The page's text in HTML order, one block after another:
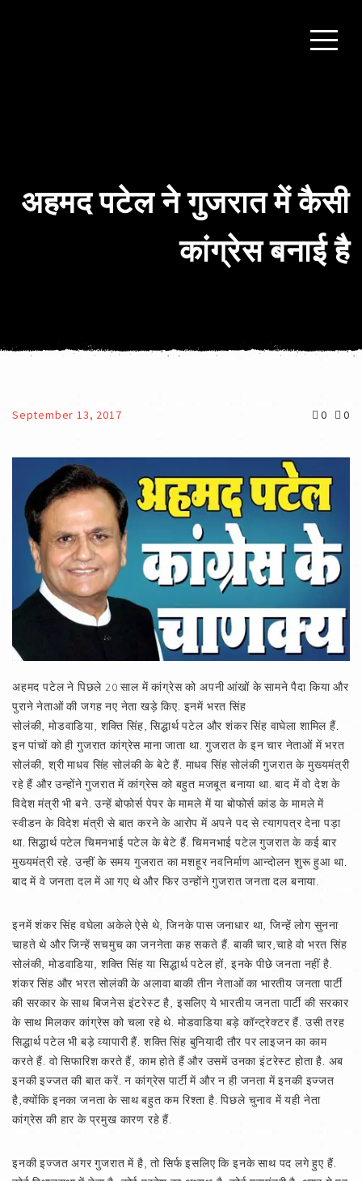
अहमद पटेल ने गुजरात में कैसी
कांग्रेस बनाई है
September 13, 2017 0 0
अहमद पटेल ने पिछले 20 साल में कांग्रेस को अपनी आंखों के सामने पैदा किया और
पुराने नेताओं की जगह नए नेता खड़े किए. इनमें भरत सिंह
सोलंकी, मोडवाडिया, शक्ति सिंह, सिद्धार्थ पटेल और शंकर सिंह वाघेला शामिल हैं.
इन पांचों को ही गुजरात कांग्रेस माना जाता था. गुजरात के इन चार नेताओं में भरत
सोलंकी, श्री माधव सिंह सोलंकी के बेटे हैं. माधव सिंह सोलंकी गुजरात के मुख्यमंत्री
रहे हैं और उन्होंने गुजरात में कांग्रेस को बहुत मजबूत बनाया था. बाद में वो देश के
विदेश मंत्री भी बने. उन्हें बोफोर्स पेपर के मामले में या बोफोर्स कांड के मामले में
स्वीडन के विदेश मंत्री से बात करने के आरोप में अपने पद से त्यागपत्र देना पड़ा
था. सिद्धार्थ पटेल चिमनभाई पटेल के बेटे हैं. चिमनभाई पटेल गुजरात के कई बार
मुख्यमंत्री रहे. उन्हीं के समय गुजरात का मशहूर नवनिर्माण आन्दोलन शुरू हुआ था.
बाद में वे जनता दल में आ गए थे और फिर उन्होंने गुजरात जनता दल बनाया.
इनमें शंकर सिंह वघेला अकेले ऐसे थे, जिनके पास जनाधार था, जिन्हें लोग सुनना
चाहते थे और जिन्हें सचमुच का जननेता कह सकते हैं. बाकी चार,चाहे वो भरत सिंह
सोलंकी, मोडवाडिया, शक्ति सिंह या सिद्धार्थ पटेल हों, इनके पीछे जनता नहीं है.
शंकर सिंह और भरत सोलंकी के अलावा बाकी तीन नेताओं का भारतीय जनता पार्टी
की सरकार के साथ बिजनेस इंटरेस्ट है, इसलिए ये भारतीय जनता पार्टी की सरकार
के साथ मिलकर कांग्रेस को चला रहे थे. मोडवाडिया बड़े कॉन्ट्रेक्टर हैं. उसी तरह
सिद्धार्थ पटेल भी बड़े व्यापारी हैं. शक्ति सिंह बुनियादी तौर पर लाइजन का काम
करते हैं. वो सिफारिश करते हैं, काम होते हैं और उसमें उनका इंटरेस्ट होता है. अब
इनकी इज्जत की बात करें. न कांग्रेस पार्टी में और न ही जनता में इनकी इज्जत
है,क्योंकि इनका जनता के साथ बहुत कम रिश्ता है. पिछले चुनाव में यही नेता
कांग्रेस की हार के प्रमुख कारण रहे हैं.
इनकी इज्जत अगर गुजरात में है, तो सिर्फ इसलिए कि इनके साथ पद लगे हुए हैं.